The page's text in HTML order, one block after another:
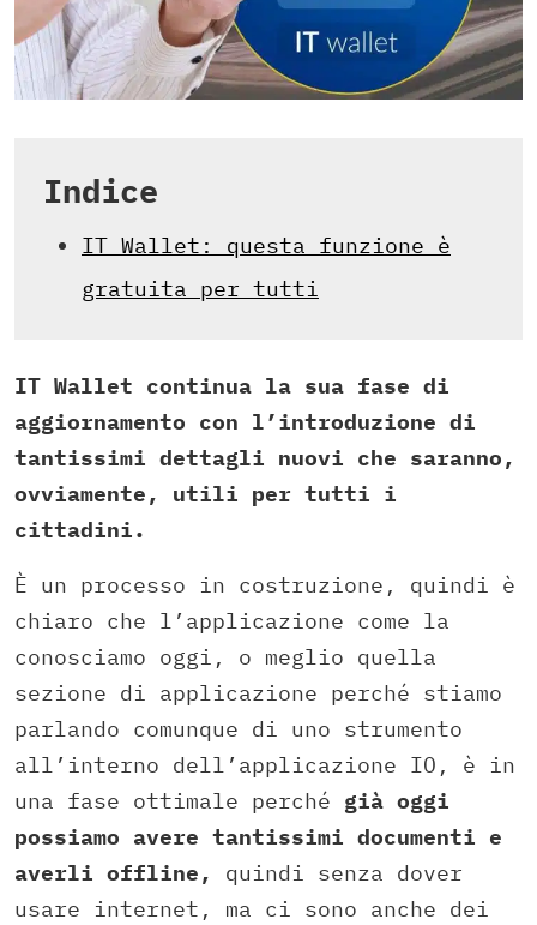
Indice
IT Wallet: questa funzione è
gratuita per tutti
IT Wallet continua la sua fase di
aggiornamento con l’introduzione di
tantissimi dettagli nuovi che saranno,
ovviamente, utili per tutti i
cittadini.
È un processo in costruzione, quindi è
chiaro che l’applicazione come la
conosciamo oggi, o meglio quella
sezione di applicazione perché stiamo
parlando comunque di uno strumento
all’interno dell’applicazione IO, è in
una fase ottimale perché già oggi
possiamo avere tantissimi documenti e
averli offline,
quindi senza dover
usare internet, ma ci sono anche dei